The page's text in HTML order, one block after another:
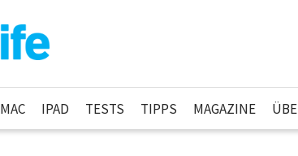
MAC IPAD TESTS TIPPS MAGAZINE